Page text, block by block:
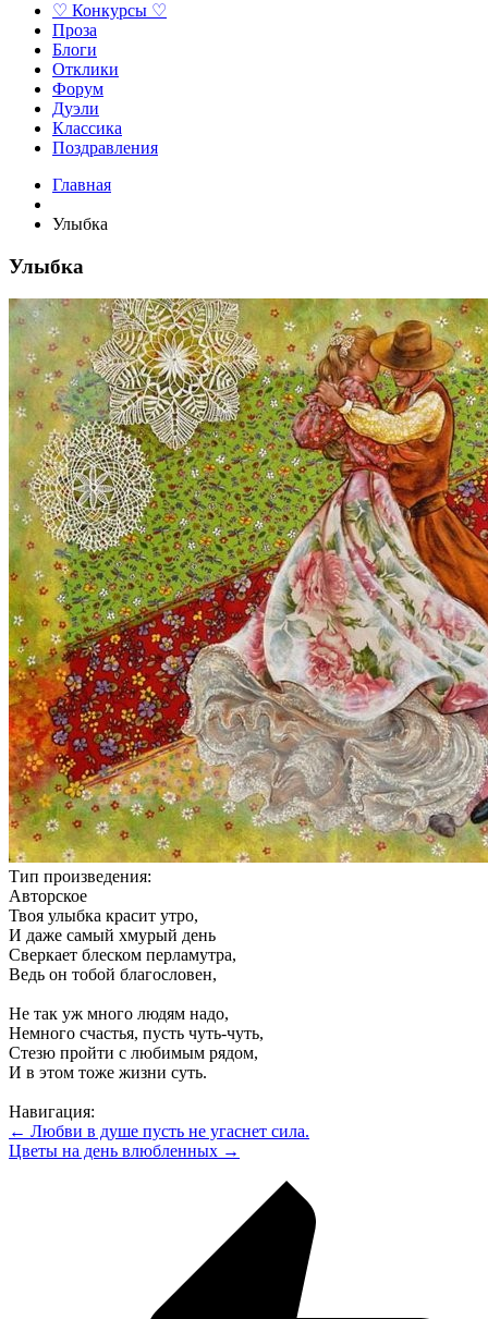
♡ Конкурсы ♡
Проза
Блоги
Отклики
Форум
Дуэли
Классика
Поздравления
Главная
Улыбка
Улыбка
Тип произведения:
Авторское
Твоя улыбка красит утро,
И даже самый хмурый день
Сверкает блеском перламутра,
Ведь он тобой благословен,
Не так уж много людям надо,
Немного счастья, пусть чуть-чуть,
Стезю пройти с любимым рядом,
И в этом тоже жизни суть.
Навигация:
← Любви в душе пусть не угаснет сила.
Цветы на день влюбленных →